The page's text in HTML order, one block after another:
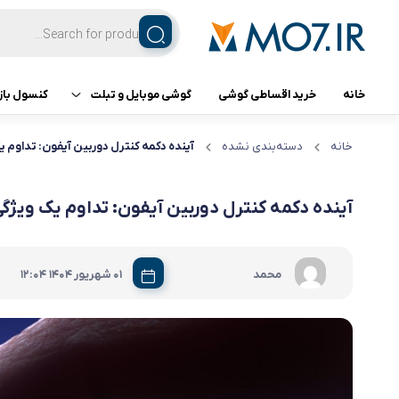
خانه خرید اقساطی گوشی گوشی موبایل و تبلت
تبلت
گوشی شیائومی
گوشی ناتینگ فون
کنسول
کنسول خانه دسته‌بندی نشده آینده دکمه کنترل دوربین آیفون:
آینده دکمه کنترل دوربین آیفون: تداوم یک
محمد 01 شهریور 1404 |
12:04